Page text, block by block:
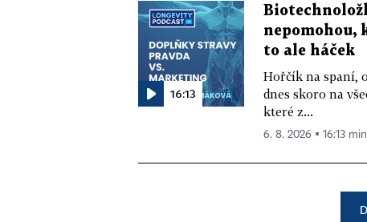
16:13
nepomohou,
to ale háček
Hořčík na spaní,
dnes skoro na
které z...
6. 8. 2026 ▪ 16:13